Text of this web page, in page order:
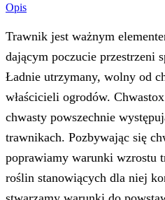
Opis
Trawnik jest ważnym
dającym poczucie przestrzeni
Ładnie utrzymany, wolny od
właścicieli ogrodów.
chwasty powszechnie
trawnikach. Pozbywając się
poprawiamy warunki wzrostu
roślin stanowiących dla niej